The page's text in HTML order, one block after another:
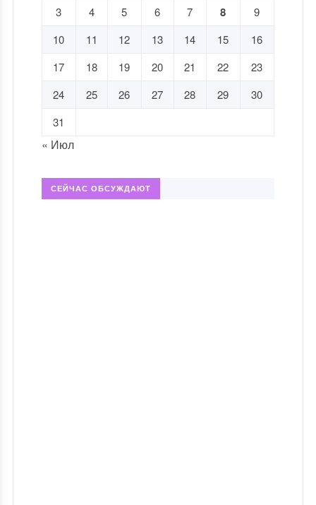
3
4 5 6 7 8
9
10
11 12 13 14 15
16
17
18 19 20 21 22
23
24
25 26 27 28 29
30
31
« Июл
СЕЙЧАС ОБСУЖДАЮТ